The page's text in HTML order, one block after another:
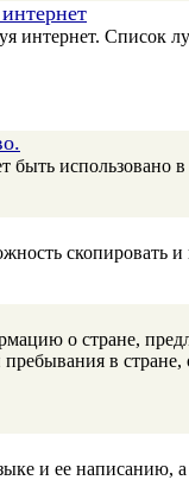
интернет.
использовано в
скопировать
о стране,
в стране,
и ее